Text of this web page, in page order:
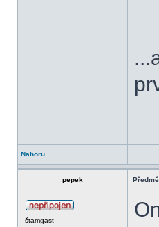
Nahoru
pepek
štamgast